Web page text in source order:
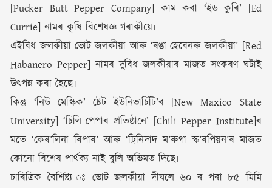
[Pucker Butt Pepper Company] কাম কৰা ‘ইড কুৰি’ [Ed
Currie] নামৰ কৃষি বিশেষজ্ঞ গৰাকীয়ে৷
এইবিধ জলকীয়া ভোট জলকীয়া আৰু ‘ৰঙা হেবেনৰু জলকীয়া’ [Red
Habanero Pepper] নামৰ দুবিধ জলকীয়াৰ মাজত সংকৰণ ঘটাই
উৎপন্ন কৰা হৈছে৷
কিন্তু ‘নিউ মেস্কিক’ ষ্টেট ইউনিভাৰ্চিটি’ৰ [New Maxico State
University] ‘চিলি পেপাৰ প্ৰতিষ্ঠানে’ [Chili Pepper Institute]ৰ
মতে ‘কেৰ’লিনা ৰিপাৰ’ আৰু ‘ট্ৰিনিদাদ ম’ৰুগা স্ক’ৰপিয়ন’ৰ মাজত
কোনো বিশেষ পাৰ্থক্য নাই বুলি অভিমত দিছে৷
চাৰিত্ৰিক বৈশিষ্ট্য ঃ ভোট জলকীয়া দীঘলে ৬০ ৰ পৰা ৮৫ মিমি